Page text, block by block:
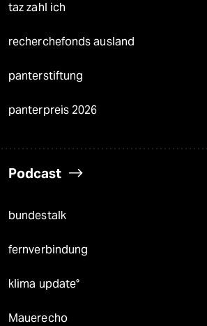
taz zahl ich
recherchefonds ausland
panterstiftung
panterpreis 2026
Podcast
bundestalk
fernverbindung
klima update°
Mauerecho